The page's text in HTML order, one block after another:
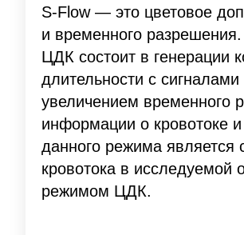
S-Flow — это цветовое
и временного
ЦДК состоит в генерации
длительности с
увеличением временного
информации о кровотоке
данного режима является
кровотока в исследуемой
режимом ЦДК.